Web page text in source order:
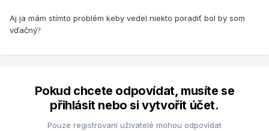
Aj ja mám stímto problém keby vedel niekto poradiť bol by som
vďačný?
Pokud chcete odpovídat, musíte se
přihlásit nebo si vytvořit účet.
Pouze registrovaní uživatelé mohou odpovídat